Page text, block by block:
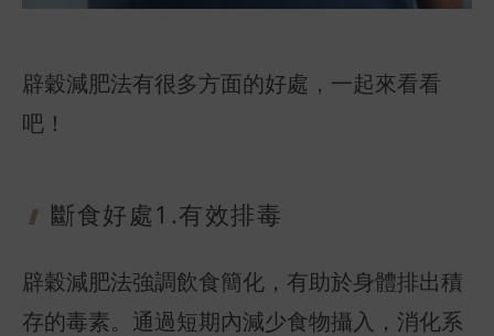
辟穀減肥法有很多方面的好處，一起來看看
吧！
斷食好處1.有效排毒
辟穀減肥法強調飲食簡化，有助於身體排出積
存的毒素。通過短期內減少食物攝入，消化系